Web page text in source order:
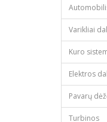
Varikliai
Kuro
Elektros
Pavarų
Turbinos